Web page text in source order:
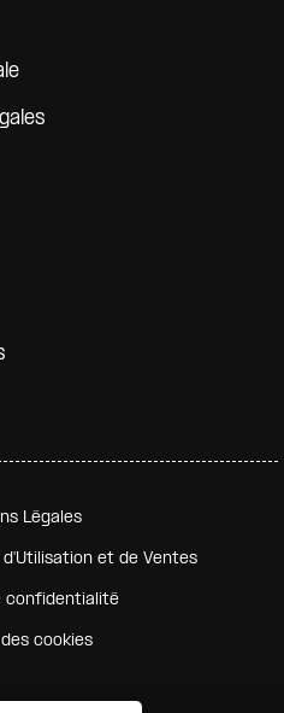
Légales
et de Ventes
confidentialité
cookies